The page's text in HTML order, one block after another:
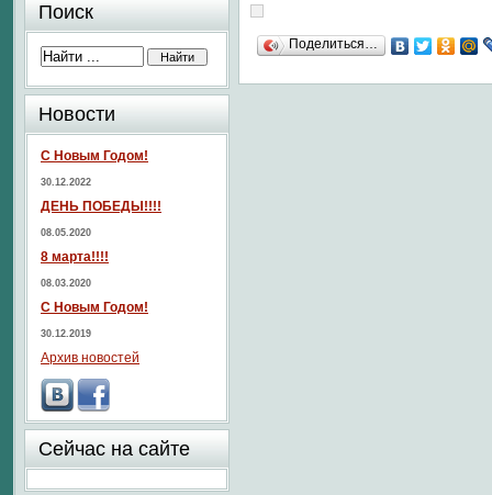
Поделиться…
Поиск
Новости
С Новым Годом!
30.12.2022
ДЕНЬ ПОБЕДЫ!!!!
08.05.2020
8 марта!!!!
08.03.2020
С Новым Годом!
30.12.2019
Архив новостей
Сейчас на сайте